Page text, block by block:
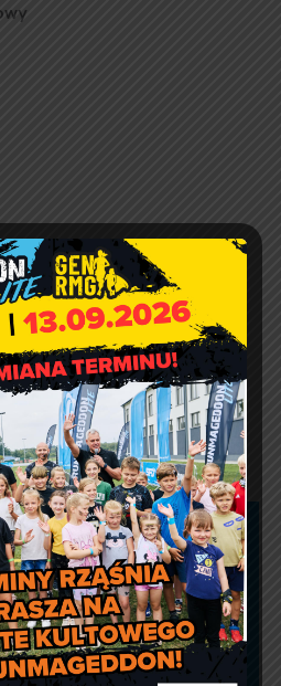
na rachmistrzów
oferta kandydata na
danych
naboru kandydatów na
,